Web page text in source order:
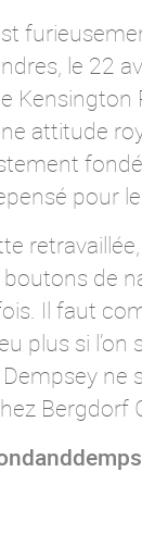
le 22
Kensington
attitude
pour
de
Il faut
plus si
ne
Bergdorf